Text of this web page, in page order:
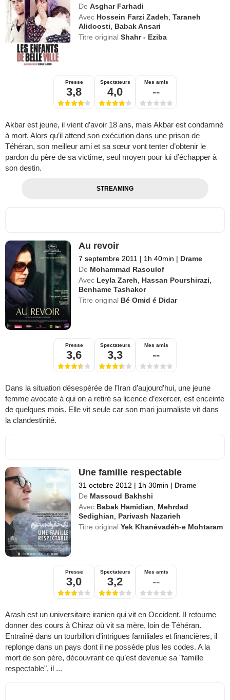
De Asghar Farhadi
Avec Hossein Farzi Zadeh ,Taraneh
Alidoosti
Babak Ansari
Titre originalShahr - Eziba
Presse
3,8
Spectateurs
4,0
Mes amis
--
Akbar est jeune, il vient d’avoir 18 ans, mais Akbar est condamné
à mort. Alors qu’il attend son exécution dans une prison de
Téhéran, son meilleur ami et sa sœur vont tenter d’obtenir le
pardon du père de sa victime, seul moyen pour lui d’échapper à
son destin.
STREAMING
Au revoir
7 septembre 2011 | 1h 40min | Drame
De Mohammad Rasoulof
Avec Leyla Zareh Hassan Pourshirazi
Benhame Tashakor
Titre original Bé Omid é Didar
Presse
3,6
Spectateurs
3,3
Mes amis
--
Dans la situation désespérée de l’Iran d’aujourd’hui, une jeune
femme avocate à qui on a retiré sa licence d’exercer, est enceinte
de quelques mois. Elle vit seule car son mari journaliste vit dans
la clandestinité.
Une famille respectable
31 octobre 2012 | 1h 30min | Drame
De Massoud Bakhshi
Avec Babak Hamidian
Mehrdad
Sedighian
Parivash Nazarieh
Titre originalYek Khanévadéh-e Mohtaram
Presse
3,0
Spectateurs
3,2
Mes amis
--
Arash est un universitaire iranien qui vit en Occident. Il retourne
donner des cours à Chiraz où vit sa mère, loin de Téhéran.
Entraîné dans un tourbillon d’intrigues familiales et financières, il
replonge dans un pays dont il ne possède plus les codes. A la
mort de son père, découvrant ce qu’est devenue sa "famille
respectable", il ...